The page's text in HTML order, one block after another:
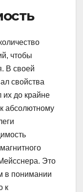
чтобы
В своей
свойства
их до крайне
абсолютному
Это
в понимании
к